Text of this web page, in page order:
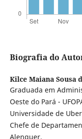
Biografia do
Kilce Maiana Sousa
Graduada em
Oeste do Pará -
Universidade de
Chefe de
Alenquer.